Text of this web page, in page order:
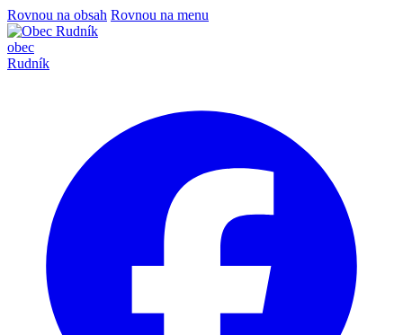
Rovnou na obsah Rovnou na menu
obec
Rudník